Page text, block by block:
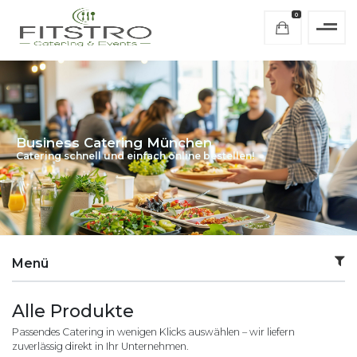
0
Business Catering München
Catering schnell und einfach online bestellen!
Menü
Alle Produkte
Passendes Catering in wenigen Klicks auswählen – wir liefern
zuverlässig direkt in Ihr Unternehmen.